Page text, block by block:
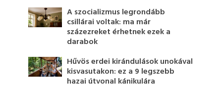
A szocializmus legrondább
csillárai voltak: ma már
százezreket érhetnek ezek a
darabok
Hűvös erdei kirándulások unokával
kisvasutakon: ez a 9 legszebb
hazai útvonal kánikulára